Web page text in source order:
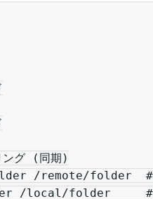
ング (同期)
/remote/folder  #
/local/folder     # ダ